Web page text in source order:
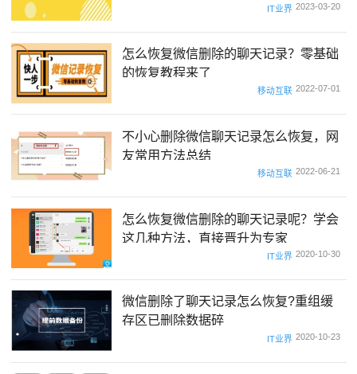
IT业界 2023-03-20
怎么恢复微信删除的聊天记录？零基础
的恢复教程来了
移动互联 2022-07-01
不小心删除微信聊天记录怎么恢复，网
友常用方法总结
移动互联 2022-06-21
怎么恢复微信删除的聊天记录呢？学会
这几种方法，直接晋升为专家
IT业界 2020-10-30
微信删除了聊天记录怎么恢复?重组缓
存区已删除数据碎
IT业界 2020-10-23